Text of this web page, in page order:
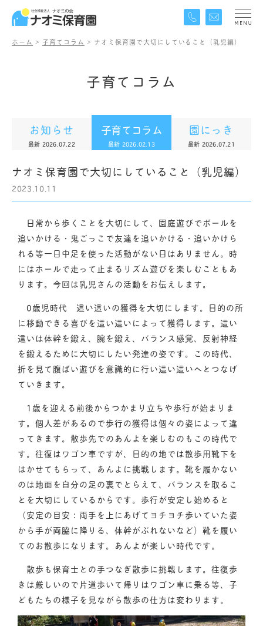
ホーム > 子育てコラム > ナオミ保育園で大切にしていること（乳児編）
子育て コ ラ ム
お知らせ
最新 2026.07.22
子育てコラム
最新 2026.02.13
園にっき
最新 2026.07.21
ナオミ保育園で大切にしていること（乳児編）
2023.10.11
日常から歩くことを大切にして、園庭遊びでボールを
追いかける・鬼ごっこで友達を追いかける・追いかけら
れる等一日中足を使った活動がない日はありません。時
にはホールで走って止まるリズム遊びを楽しむこともあ
ります。今回は乳児さんの活動をお伝えします。
0歳児時代 這い這いの獲得を大切にします。目的の所
に移動できる喜びを這い這いによって獲得します。這い
這いは体幹を鍛え、腕を鍛え、バランス感覚、反射神経
を鍛えるために大切にしたい発達の姿です。この時代、
折を見て腹ばい遊びを意識的に行い這い這いへとつなげ
ていきます。
1歳を迎える前後からつかまり立ちや歩行が始まりま
す。個人差があるので歩行の獲得は個々の姿によって違
ってきます。散歩先でのあんよを楽しむのもこの時代で
す。往復はワゴン車ですが、目的の地では散歩用靴下を
はかせてもらって、あんよに挑戦します。靴を履かない
のは地面を自分の足の裏でとらえて、バランスを取るこ
とを大切にしているからです。歩行が安定し始めると
（安定の目安：両手を上にあげてヨチヨチ歩いていた姿
から手が両脇に降りる、体幹がぶれないなど）靴を履い
てのお散歩になります。あんよが楽しい時代です。
散歩も保育士との手つなぎ散歩に挑戦します。往復歩
きは厳しいので片道歩いて帰りはワゴン車に乗る等、子
どもたちの様子を見ながら散歩の仕方は変わります。